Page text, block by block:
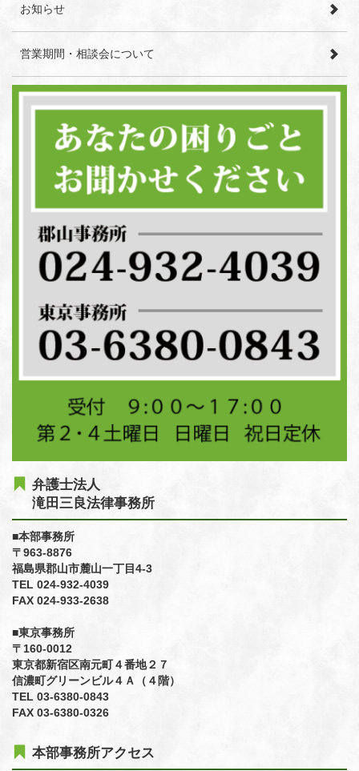
お知らせ
営業期間・相談会について
弁護士法人
滝田三良法律事務所
■本部事務所
〒963-8876
福島県郡山市麓山一丁目4-3
TEL 024-932-4039
FAX 024-933-2638
■東京事務所
〒160-0012
東京都新宿区南元町４番地２７
信濃町グリーンビル４Ａ（４階）
TEL 03-6380-0843
FAX 03-6380-0326
本部事務所アクセス